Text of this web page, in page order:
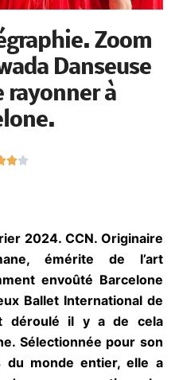
Zoom
Danseuse
à
o
s
5
Imane, émérite de
récemment envoûté
au prestigieux Ballet
qui s’est déroulé il
jours en Espagne.
parmi des artistes
la scène avec des